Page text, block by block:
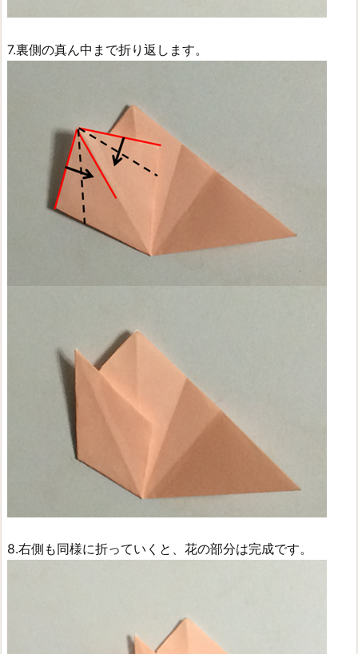
7.裏側の真ん中まで折り返します。
8.右側も同様に折っていくと、花の部分は完成です。